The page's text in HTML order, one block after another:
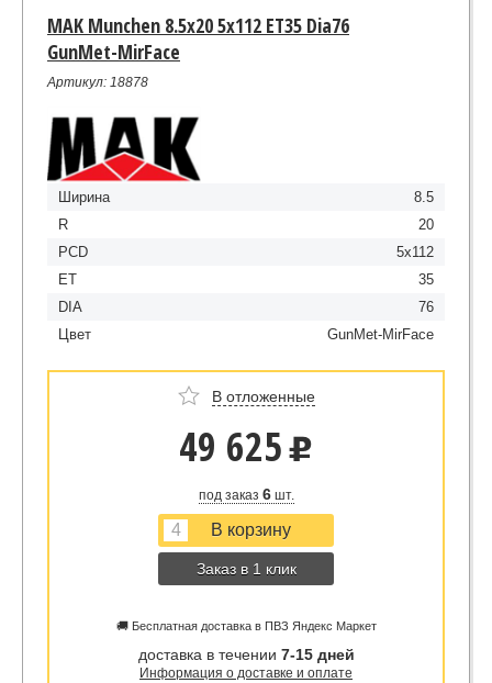
MAK Munchen 8.5x20 5x112 ET35 Dia76
GunMet-MirFace
Артикул: 18878
Ширина
8.5
R
20
PCD
5x112
ET
35
DIA
76
Цвет
GunMet-MirFace
В отложенные
49 625 u
под заказ 6шт.
Заказ в 1 клик
🚚 Бесплатная доставка в ПВЗ Яндекс Маркет
доставка в течении 7-15 дней
Информация о доставке и оплате